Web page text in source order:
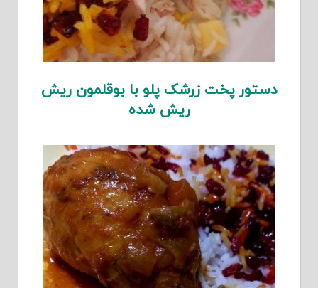
دستور پخت زرشک پلو با بوقلمون ریش
ریش شده